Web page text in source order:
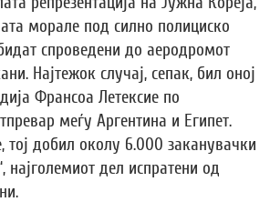
морале под силно полициско
спроведени до аеродромот
Најтежок случај, сепак, бил оној
Франсоа Летексие по
меѓу Аргентина и Египет.
тој добил околу 6.000 заканувачки
најголемиот дел испратени од